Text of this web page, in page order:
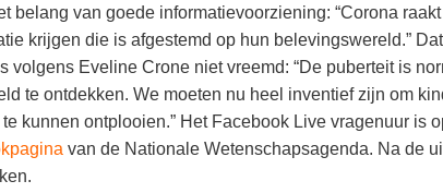
belang van goede informatievoorziening: “Corona
krijgen die is afgestemd op hun belevingswereld.”
volgens Eveline Crone niet vreemd: “De puberteit is
te ontdekken. We moeten nu heel inventief zijn om
kunnen ontplooien.” Het Facebook Live vragenuur is
van de Nationale Wetenschapsagenda. Na de